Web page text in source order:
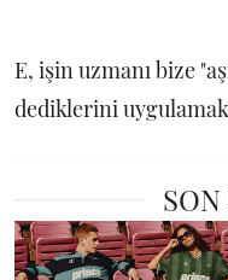
E, işin uzmanı bize
dediklerini